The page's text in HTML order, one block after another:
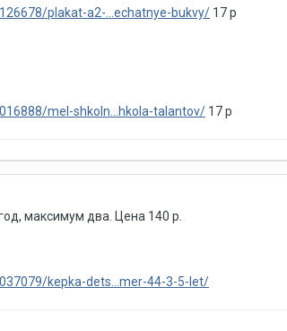
plakat-a2-...echatnye-bukvy/ 17 р
mel-shkoln...hkola-talantov/ 17 р
максимум два. Цена 140 р.
kepka-dets...mer-44-3-5-let/